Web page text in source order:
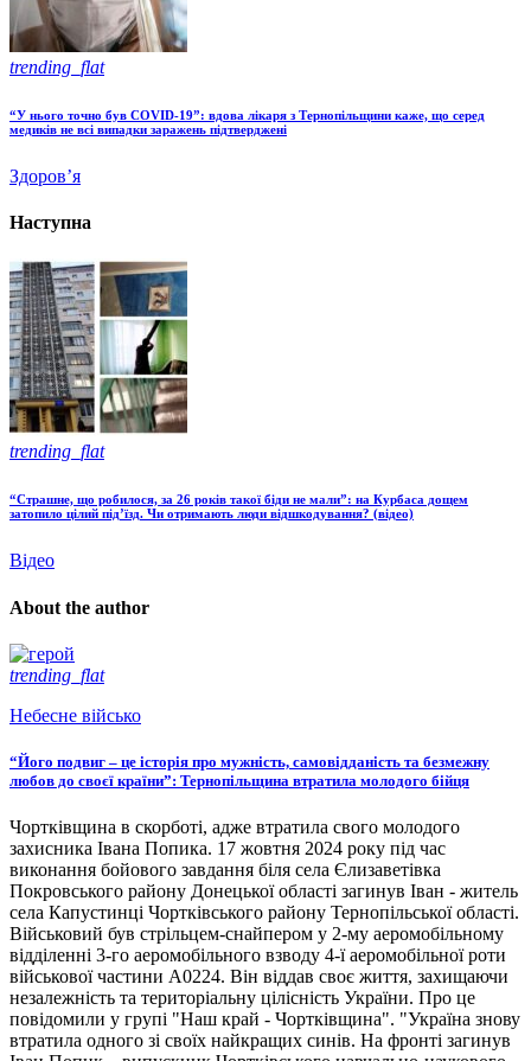
trending_flat
“У нього точно був COVID-19”: вдова лікаря з Тернопільщини каже, що серед
медиків не всі випадки заражень підтверджені
Здоров’я
Наступна
trending_flat
“Страшне, що робилося, за 26 років такої біди не мали”: на Курбаса дощем
затопило цілий під’їзд. Чи отримають люди відшкодування? (відео)
Відео
About the author
trending_flat
Небесне військо
“Його подвиг – це історія про мужність, самовідданість та безмежну
любов до своєї країни”: Тернопільщина втратила молодого бійця
Чортківщина в скорботі, адже втратила свого молодого
захисника Івана Попика. 17 жовтня 2024 року під час
виконання бойового завдання біля села Єлизаветівка
Покровського району Донецької області загинув Іван - житель
села Капустинці Чортківського району Тернопільської області.
Військовий був стрільцем-снайпером у 2-му аеромобільному
відділенні 3-го аеромобільного взводу 4-ї аеромобільної роти
військової частини А0224. Він віддав своє життя, захищаючи
незалежність та територіальну цілісність України. Про це
повідомили у групі "Наш край - Чортківщина". "Україна знову
втратила одного зі своїх найкращих синів. На фронті загинув